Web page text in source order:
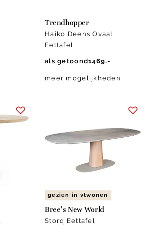
Trendhopper
Haiko Deens Ovaal
Eettafel
als getoond1469.-
meer mogelijkheden
gezien in vtwonen
Bree's New World
Storq Eettafel